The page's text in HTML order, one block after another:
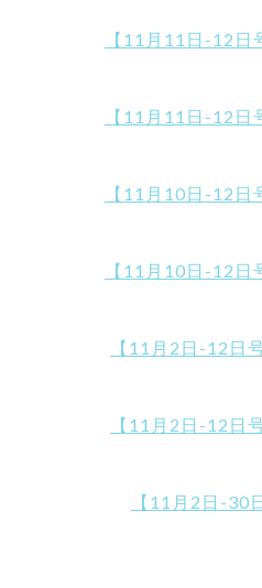
【11月11日-12日
【11月11日-12日
【11月10日-12日
【11月10日-12日
【11月2日-12日
【11月2日-12日
【11月2日-30